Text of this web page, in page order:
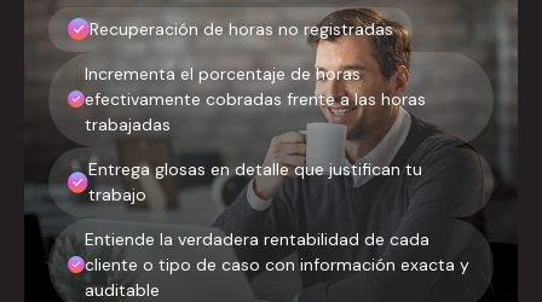
Recuperación de horas no registradas
Incrementa el porcentaje de horas
efectivamente cobradas frente a las horas
trabajadas
Entrega glosas en detalle que justifican tu
trabajo
Entiende la verdadera rentabilidad de cada
cliente o tipo de caso con información exacta y
auditable